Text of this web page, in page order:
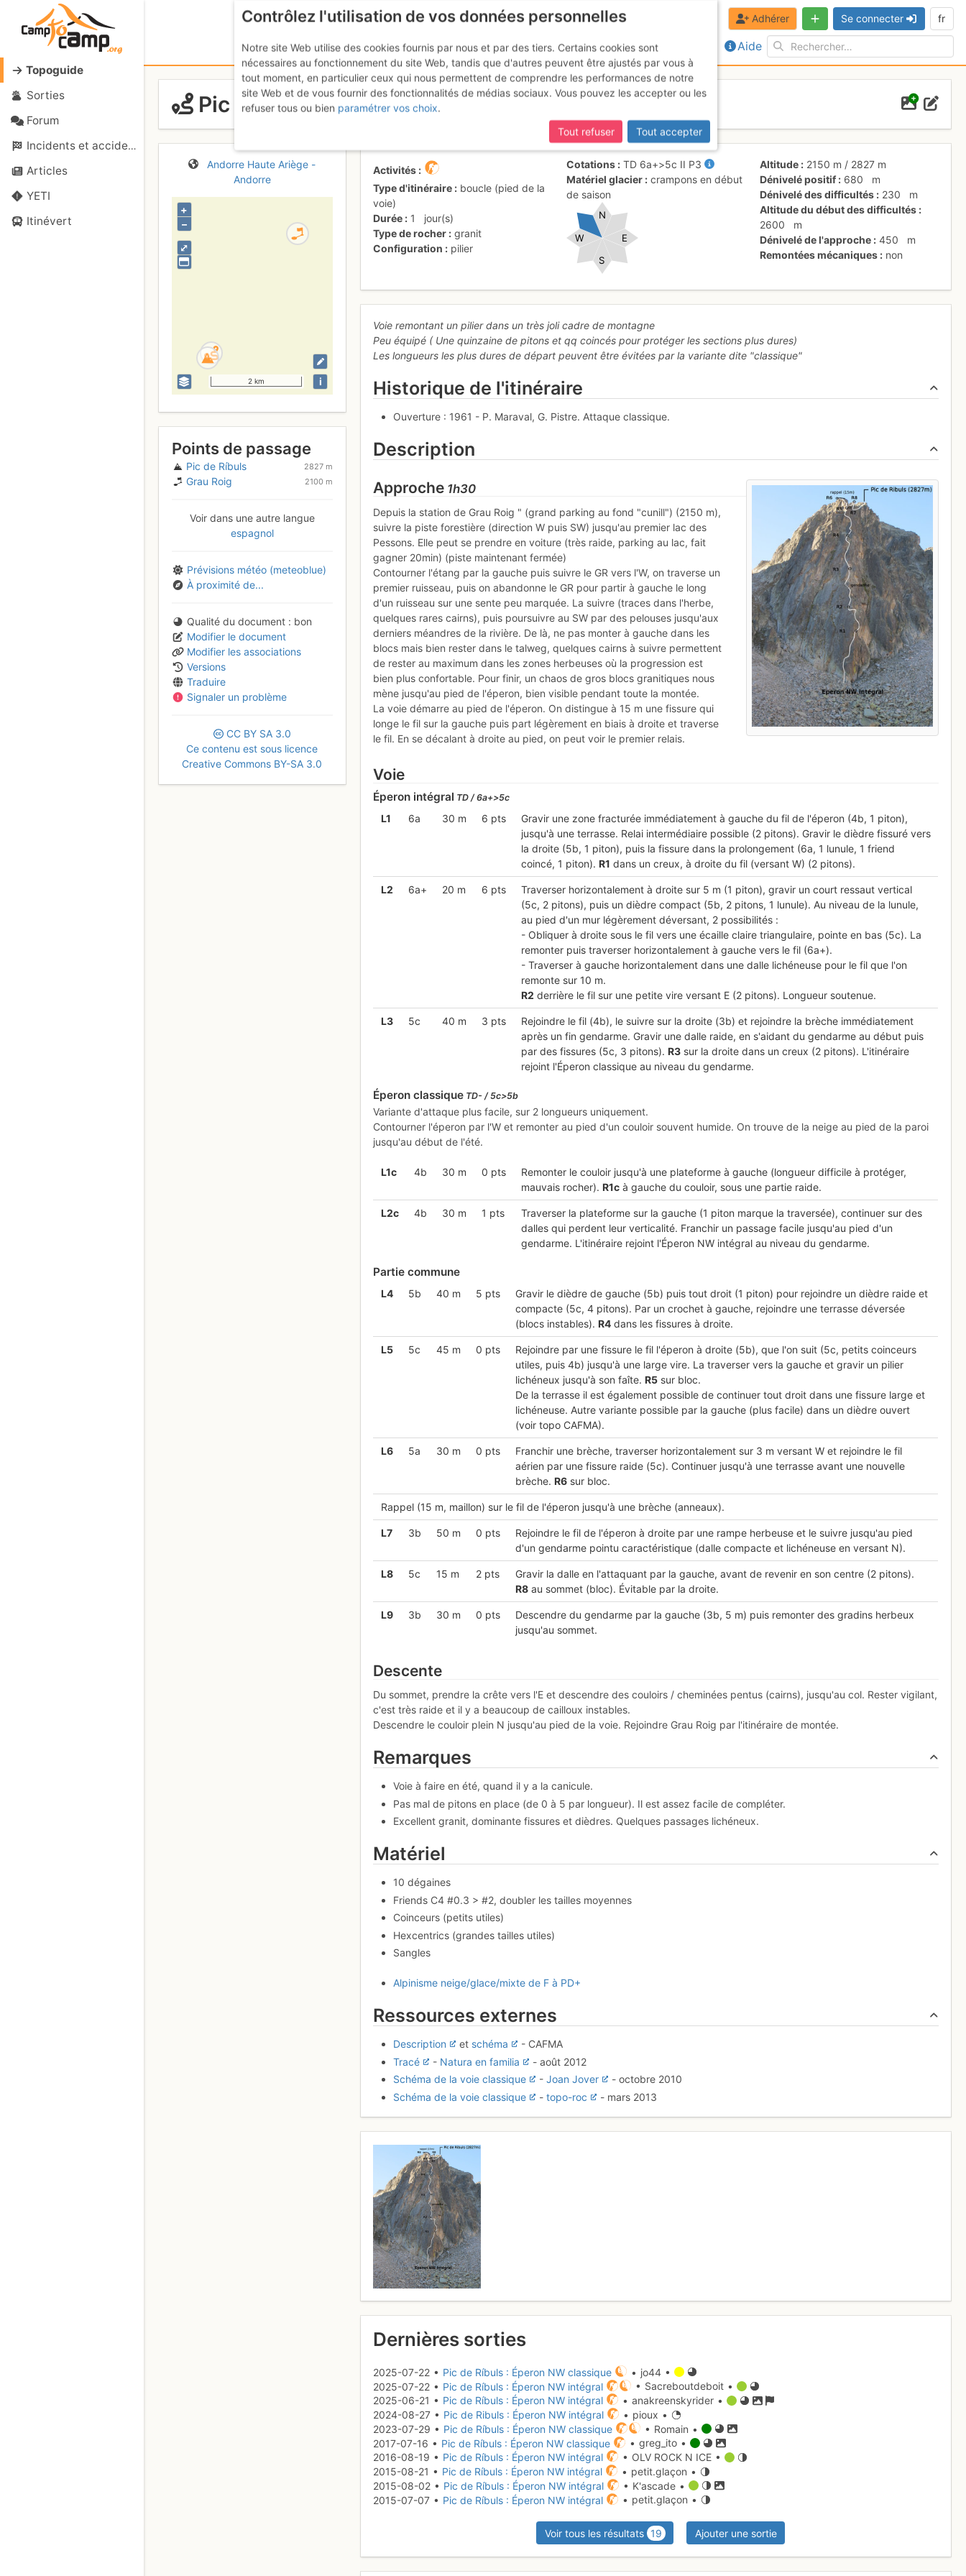
Topoguide
Sorties
Forum
Incidents et accidents
Articles
YETI
Itinévert
Aide
Adhérer Se connecter fr
Pic de Ríbuls : Éperon NW
Andorre Haute Ariège -
Andorre
⤢
+
–
2 km i
Points de passage
Pic de Ríbuls 2827 m
Grau Roig 2100 m
Voir dans une autre langue
espagnol
Prévisions météo (meteoblue)
À proximité de...
Qualité du document
bon
Modifier le document
Modifier les associations
Versions
Traduire
Signaler un problème
CC BY SA 3.0
Ce contenu est sous licence
Creative Commons BY-SA 3.0
Activités
Type d'itinéraire
boucle (pied de la
voie)
Durée
1
jour(s)
Type de rocher
granit
Configuration
pilier
Cotations TD 6a+>5c II P3
Matériel glacier
crampons en début
de saison
E
W
S
N
Altitude 2150 m / 2827 m
Dénivelé positif
680
m
Dénivelé des difficultés
230
m
Altitude du début des difficultés
2600
m
Dénivelé de l'approche
450
m
Remontées mécaniques
non
Voie remontant un pilier dans un très joli cadre de montagne
Peu équipé ( Une quinzaine de pitons et qq coincés pour protéger les sections plus dures)
Les longueurs les plus dures de départ peuvent être évitées par la variante dite "classique"
Historique de l'itinéraire
Ouverture : 1961 - P. Maraval, G. Pistre. Attaque classique.
Description
Approche 1h30
Depuis la station de Grau Roig " (grand parking au fond "cunill") (2150 m),
suivre la piste forestière (direction W puis SW) jusqu'au premier lac des
Pessons. Elle peut se prendre en voiture (très raide, parking au lac, fait
gagner 20min) (piste maintenant fermée)
Contourner l'étang par la gauche puis suivre le GR vers l'W, on traverse un
premier ruisseau, puis on abandonne le GR pour partir à gauche le long
d'un ruisseau sur une sente peu marquée. La suivre (traces dans l'herbe,
quelques rares cairns), puis poursuivre au SW par des pelouses jusqu'aux
derniers méandres de la rivière. De là, ne pas monter à gauche dans les
blocs mais bien rester dans le talweg, quelques cairns à suivre permettent
de rester au maximum dans les zones herbeuses où la progression est
bien plus confortable. Pour finir, un chaos de gros blocs granitiques nous
mène jusqu'au pied de l'éperon, bien visible pendant toute la montée.
La voie démarre au pied de l'éperon. On distingue à 15 m une fissure qui
longe le fil sur la gauche puis part légèrement en biais à droite et traverse
le fil. En se décalant à droite au pied, on peut voir le premier relais.
Voie
Éperon intégral TD / 6a+>5c
L1 6a 30 m 6 pts
Gravir une zone fracturée immédiatement à gauche du fil de l'éperon (4b, 1 piton),
jusqu'à une terrasse. Relai intermédiaire possible (2 pitons). Gravir le dièdre fissuré vers
la droite (5b, 1 piton), puis la fissure dans la prolongement (6a, 1 lunule, 1 friend
coincé, 1 piton). R1 dans un creux, à droite du fil (versant W) (2 pitons).
L2 6a+ 20 m 6 pts
Traverser horizontalement à droite sur 5 m (1 piton), gravir un court ressaut vertical
(5c, 2 pitons), puis un dièdre compact (5b, 2 pitons, 1 lunule). Au niveau de la lunule,
au pied d'un mur légèrement déversant, 2 possibilités :
- Obliquer à droite sous le fil vers une écaille claire triangulaire, pointe en bas (5c). La
remonter puis traverser horizontalement à gauche vers le fil (6a+).
- Traverser à gauche horizontalement dans une dalle lichéneuse pour le fil que l'on
remonte sur 10 m.
R2 derrière le fil sur une petite vire versant E (2 pitons). Longueur soutenue.
L3 5c 40 m 3 pts
Rejoindre le fil (4b), le suivre sur la droite (3b) et rejoindre la brèche immédiatement
après un fin gendarme. Gravir une dalle raide, en s'aidant du gendarme au début puis
par des fissures (5c, 3 pitons). R3sur la droite dans un creux (2 pitons). L'itinéraire
rejoint l'Éperon classique au niveau du gendarme.
Éperon classique TD- / 5c>5b
Variante d'attaque plus facile, sur 2 longueurs uniquement.
Contourner l'éperon par l'W et remonter au pied d'un couloir souvent humide. On trouve de la neige au pied de la paroi
jusqu'au début de l'été.
L1c 4b 30 m 0 pts
Remonter le couloir jusqu'à une plateforme à gauche (longueur difficile à protéger,
mauvais rocher). R1cà gauche du couloir, sous une partie raide.
L2c 4b 30 m 1 pts
Traverser la plateforme sur la gauche (1 piton marque la traversée), continuer sur des
dalles qui perdent leur verticalité. Franchir un passage facile jusqu'au pied d'un
gendarme. L'itinéraire rejoint l'Éperon NW intégral au niveau du gendarme.
Partie commune
L4 5b 40 m 5 pts
Gravir le dièdre de gauche (5b) puis tout droit (1 piton) pour rejoindre un dièdre raide et
compacte (5c, 4 pitons). Par un crochet à gauche, rejoindre une terrasse déversée
(blocs instables). R4dans les fissures à droite.
L5 5c 45 m 0 pts
Rejoindre par une fissure le fil l'éperon à droite (5b), que l'on suit (5c, petits coinceurs
utiles, puis 4b) jusqu'à une large vire. La traverser vers la gauche et gravir un pilier
lichéneux jusqu'à son faîte. R5sur bloc.
De la terrasse il est également possible de continuer tout droit dans une fissure large et
lichéneuse. Autre variante possible par la gauche (plus facile) dans un dièdre ouvert
(voir topo CAFMA).
L6 5a 30 m 0 pts
Franchir une brèche, traverser horizontalement sur 3 m versant W et rejoindre le fil
aérien par une fissure raide (5c). Continuer jusqu'à une terrasse avant une nouvelle
brèche. R6sur bloc.
Rappel (15 m, maillon) sur le fil de l'éperon jusqu'à une brèche (anneaux).
L7 3b 50 m 0 pts
Rejoindre le fil de l'éperon à droite par une rampe herbeuse et le suivre jusqu'au pied
d'un gendarme pointu caractéristique (dalle compacte et lichéneuse en versant N).
L8 5c 15 m 2 pts
Gravir la dalle en l'attaquant par la gauche, avant de revenir en son centre (2 pitons).
R8au sommet (bloc). Évitable par la droite.
L9 3b 30 m 0 pts
Descendre du gendarme par la gauche (3b, 5 m) puis remonter des gradins herbeux
jusqu'au sommet.
Descente
Du sommet, prendre la crête vers l'E et descendre des couloirs / cheminées pentus (cairns), jusqu'au col. Rester vigilant,
c'est très raide et il y a beaucoup de cailloux instables.
Descendre le couloir plein N jusqu'au pied de la voie. Rejoindre Grau Roig par l'itinéraire de montée.
Remarques
Voie à faire en été, quand il y a la canicule.
Pas mal de pitons en place (de 0 à 5 par longueur). Il est assez facile de compléter.
Excellent granit, dominante fissures et dièdres. Quelques passages lichéneux.
Matériel
10 dégaines
Friends C4 #0.3 > #2, doubler les tailles moyennes
Coinceurs (petits utiles)
Hexcentrics (grandes tailles utiles)
Sangles
Alpinisme neige/glace/mixte de F à PD+
Ressources externes
Description et schéma
- CAFMA
Tracé
- Natura en familia
- août 2012
Schéma de la voie classique
-Joan Jover
- octobre 2010
Schéma de la voie classique
-topo-roc - mars 2013
Dernières sorties
2025-07-22 • Pic de Ríbuls : Éperon NW classique
• jo44 •
2025-07-22 • Pic de Ríbuls : Éperon NW intégral
• Sacreboutdeboit •
2025-06-21 • Pic de Ríbuls : Éperon NW intégral
• anakreenskyrider •
2024-08-27 • Pic de Ribuls : Éperon NW intégral
• pioux •
2023-07-29 • Pic de Ríbuls : Éperon NW classique
• Romain •
2017-07-16 • Pic de Ríbuls : Éperon NW classique
• greg_ito •
2016-08-19 • Pic de Ríbuls : Éperon NW intégral
• OLV ROCK N ICE •
2015-08-21 • Pic de Ríbuls : Éperon NW intégral
• petit.glaçon •
2015-08-02 • Pic de Ríbuls : Éperon NW intégral
• K'ascade •
2015-07-07 • Pic de Ríbuls : Éperon NW intégral • petit.glaçon •
Voir tous les résultats 19 Ajouter une sortie
Contrôlez l'utilisation de vos données personnelles
Notre site Web utilise des cookies fournis par nous et par des tiers. Certains cookies sont
nécessaires au fonctionnement du site Web, tandis que d'autres peuvent être ajustés par vous à
tout moment, en particulier ceux qui nous permettent de comprendre les performances de notre
site Web et de vous fournir des fonctionnalités de médias sociaux. Vous pouvez les accepter ou les
refuser tous ou bien paramétrer vos choix.
Tout refuser
Tout accepter